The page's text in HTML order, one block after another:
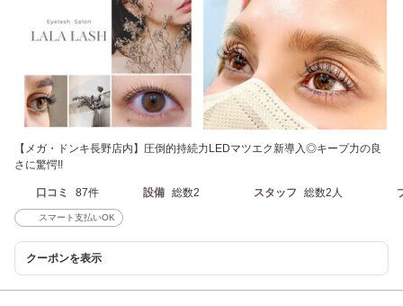
【メガ・ドンキ長野店内】圧倒的持続力LEDマツエク新導入◎キープ力の良
さに驚愕!!
口コミ 87件 設備 総数2 スタッフ 総数2人
スマート支払いOK
クーポンを表示